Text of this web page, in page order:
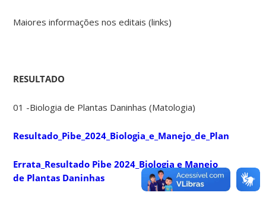
Maiores informações nos editais (links)
RESULTADO
01 -Biologia de Plantas Daninhas (Matologia)
Errata_Resultado Pibe 2024_Biologia e Manejo
de Plantas Daninhas